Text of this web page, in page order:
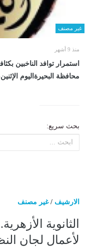
غير مصنف
منذ 9 أشهر
استمرار توافد الناخبين
محافظة البحيرةاليوم الإثنين، 10 نوفمبر 2025 07:21
بحث سريع:
الارشيف /غير مصنف
لأعمال لجان